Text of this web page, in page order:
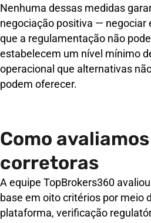
Nenhuma dessas medidas
negociação positiva — negociar
que a regulamentação não
estabelecem um nível mínimo
operacional que alternativas
podem oferecer.
Como
corretoras
A equipe TopBrokers360
base em oito critérios por meio
plataforma, verificação